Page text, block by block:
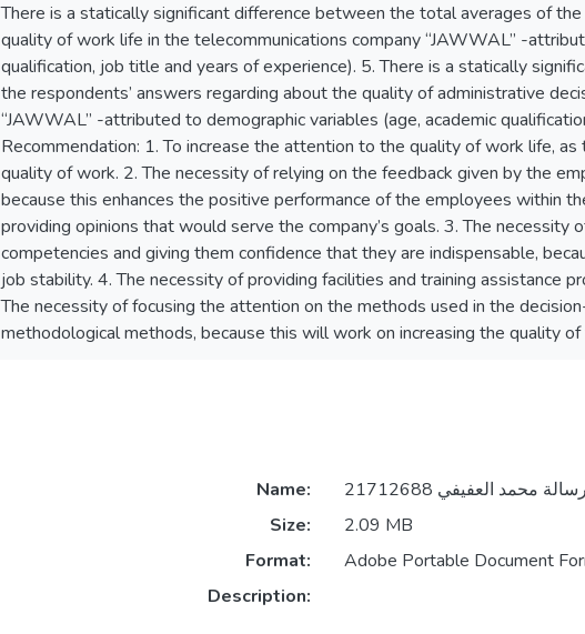
There is a statically significant difference between the total averages of
quality of work life in the telecommunications company “JAWWAL” -
qualification, job title and years of experience). 5. There is a statically
the respondents’ answers regarding about the quality of administrative
“JAWWAL” -attributed to demographic variables (age, academic
Recommendation: 1. To increase the attention to the quality of work life,
quality of work. 2. The necessity of relying on the feedback given by the
because this enhances the positive performance of the employees within
providing opinions that would serve the company’s goals. 3. The necessity
competencies and giving them confidence that they are indispensable,
job stability. 4. The necessity of providing facilities and training assistance
The necessity of focusing the attention on the methods used in the
methodological methods, because this will work on increasing the quality
Name:
Size:
2.09 MB
Format:
Adobe Portable Document
Description: